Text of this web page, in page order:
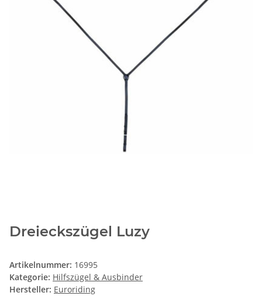
Dreieckszügel Luzy
Artikelnummer: 16995
Kategorie: Hilfszügel & Ausbinder
Hersteller: Euroriding